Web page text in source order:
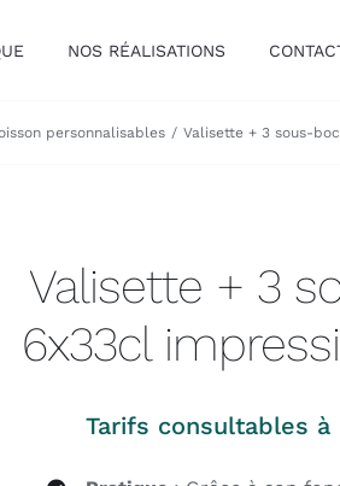
NOS RÉALISATIONS
personnalisables Valisette + 3 sous-
Valisette + 3
6x33cl
Tarifs consultables